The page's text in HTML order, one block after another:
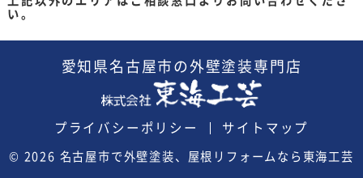
い。
愛知県名古屋市の外壁塗装 専門店
プライバシーポリシー サイトマップ
© 2026 名古屋市で外壁塗装、屋根リフォームなら東海工芸